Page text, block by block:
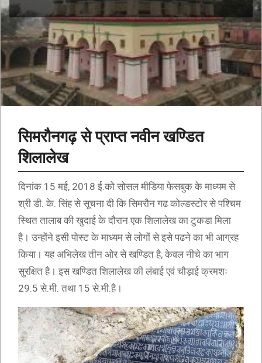
सिमरौनगढ़ से प्राप्त नवीन खण्डित
शिलालेख
दिनांक 15 मई, 2018 ई.को सोसल मीडिया फेसबुक के माध्यम से
श्री डी. के. सिंह से सूचना दी कि सिमरौन गढ कोल्डस्टोर से पश्चिम
स्थित तालाब की खुदाई के दौरान एक शिलालेख का टुकडा मिला
है। उन्होंने इसी पोस्ट के माध्यम से लोगों से इसे पढने का भी आग्रह
किया। यह अभिलेख तीन ओर से खण्डित है, केवल नीचे का भाग
सुरक्षित है। इस खण्डित शिलालेख की लंबाई एवं चौड़ाई क्रमशः
29.5 से.मी. तथा 15 से.मी.है।